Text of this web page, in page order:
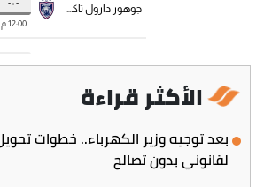
الأكثر قراءة
بعد توجيه وزير الكهرباء.. خطوات
لقانوني بدون تصالح